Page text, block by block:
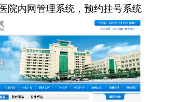
院内网管理系统，预约挂号系统